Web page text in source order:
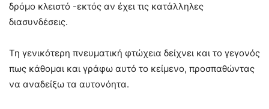
δρόμο κλειστό -εκτός αν έχει τις κατάλληλες
διασυνδέσεις.
Τη γενικότερη πνευματική φτώχεια δείχνει και το γεγονός
πως κάθομαι και γράφω αυτό το κείμενο, προσπαθώντας
να αναδείξω τα αυτονόητα.